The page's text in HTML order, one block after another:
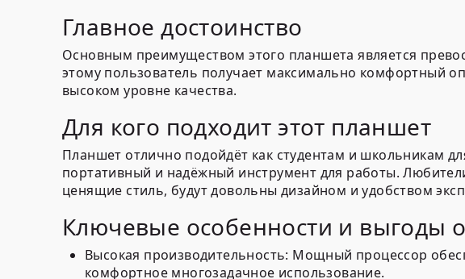
Главное достоинство
Основным преимуществом этого планшета является
этому пользователь получает максимально комфортный
высоком уровне качества.
Для кого подходит этот планшет
Планшет отлично подойдёт как студентам и школьникам
портативный и надёжный инструмент для работы.
ценящие стиль, будут довольны дизайном и удобством
Ключевые особенности и выгоды
Высокая производительность: Мощный процессор
комфортное многозадачное использование.